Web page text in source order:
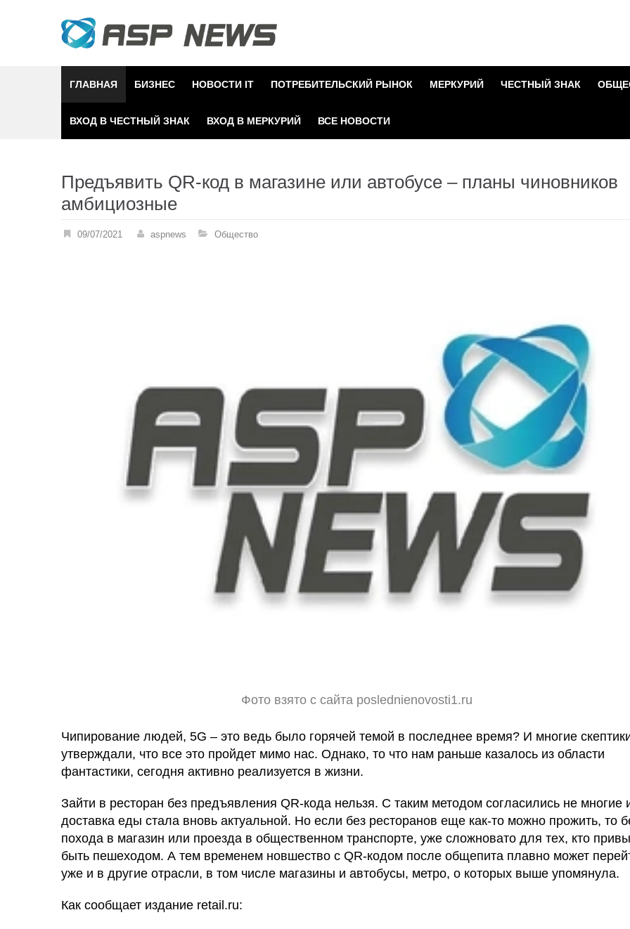
ГЛАВНАЯ БИЗНЕС НОВОСТИ IT ПОТРЕБИТЕЛЬСКИЙ РЫНОК МЕРКУРИЙ ЧЕСТНЫЙ ЗНАК
ВХОД В ЧЕСТНЫЙ ЗНАК ВХОД В МЕРКУРИЙ ВСЕ НОВОСТИ
Предъявить QR-код в магазине или автобусе – планы чиновников
амбициозные
09/07/2021 aspnews Общество
Фото взято с сайта poslednienovosti1.ru
Чипирование людей, 5G – это ведь было горячей темой в последнее время? И многие
утверждали, что все это пройдет мимо нас. Однако, то что нам раньше казалось из области
фантастики, сегодня активно реализуется в жизни.
Зайти в ресторан без предъявления QR-кода нельзя. С таким методом согласились не многие
доставка еды стала вновь актуальной. Но если без ресторанов еще как-то можно прожить, то
похода в магазин или проезда в общественном транспорте, уже сложновато для тех, кто
быть пешеходом. А тем временем новшество с QR-кодом после общепита плавно может
уже и в другие отрасли, в том числе магазины и автобусы, метро, о которых выше упомянула.
Как сообщает издание retail.ru: